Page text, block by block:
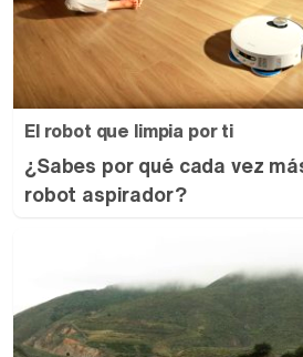
El robot que limpia por ti
¿Sabes por qué cada vez
robot aspirador?